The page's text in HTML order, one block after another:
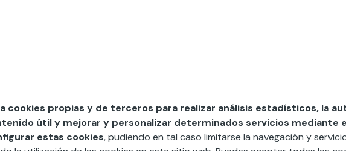
Premios y ayudas
FSE+
Nuestros Podcast
Sistema Interno de Información
cookies propias y de terceros para realizar análisis estadísticos, la
útil y mejorar y personalizar determinados servicios mediante
estas cookies, pudiendo en tal caso limitarse la navegación y